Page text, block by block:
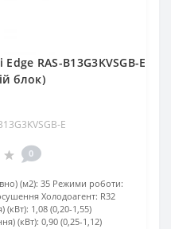
RAS-B13G3KVSGB-E
блок)
E
0
(м2): 35 Режими роботи:
Холодоагент: R32
(кВт): 1,08 (0,20-1,55)
(кВт): 0,90 (0,25-1,12)